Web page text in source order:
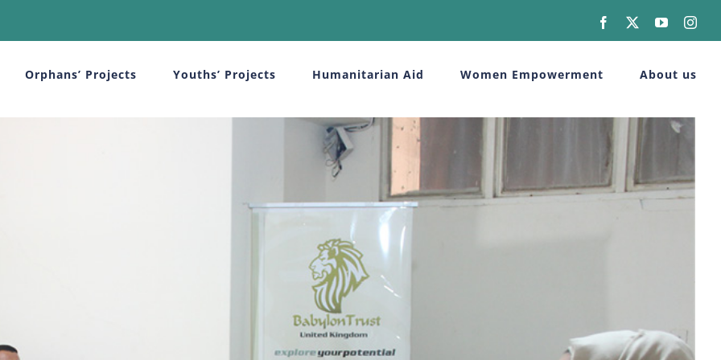
Facebook YouTube
Orphans’ Projects Youths’ Projects Humanitarian Aid Women Empowerment About us